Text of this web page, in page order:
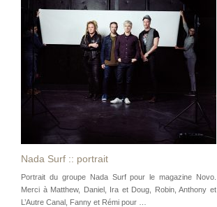
Nada Surf :: portrait
Portrait du groupe Nada Surf pour le magazine Novo.
Merci à Matthew, Daniel, Ira et Doug, Robin, Anthony et
L’Autre Canal, Fanny et Rémi pour …